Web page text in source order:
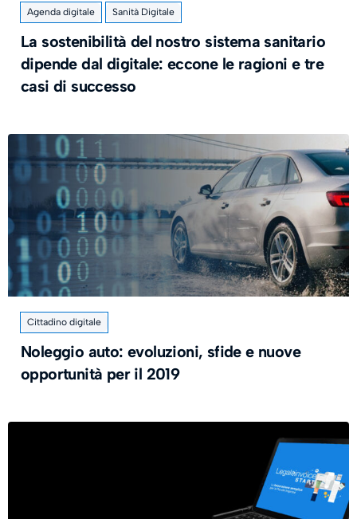
Agenda digitale Sanità Digitale
La sostenibilità del nostro sistema sanitario
dipende dal digitale: eccone le ragioni e tre
casi di successo
Cittadino digitale
Noleggio auto: evoluzioni, sfide e nuove
opportunità per il 2019